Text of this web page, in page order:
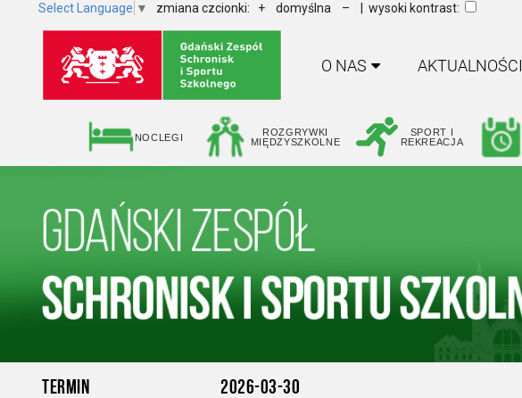
Select Language ▼ zmiana czcionki: + domyślna – | wysoki kontrast:
O NAS AKTUALNOŚCI
NOCLEGI
ROZGRYWKI
MIĘDZYSZKOLNE
SPORT I
REKREACJA
TERMIN 2026-03-30